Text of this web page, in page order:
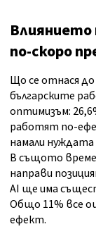
по-скоро
Що се отнася
българските
оптимизъм:
работят по-
намали
В същото време
направи
AI ще има
Общо 11% все
ефект.